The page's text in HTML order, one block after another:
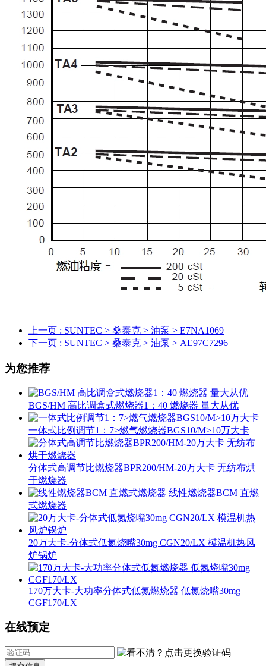
上一页 : SUNTEC > 桑泰克 > 油泵 > E7NA1069
下一页 : SUNTEC > 桑泰克 > 油泵 > AE97C7296
为您推荐
BGS/HM 高比调盒式燃烧器1：40 燃烧器 量大从优
一体式比例调节1：7>燃气燃烧器BGS10/M>10万大卡
分体式高调节比燃烧器BPR200/HM-20万大卡 无纺布烘
干燃烧器
线性燃烧器BCM 直燃
式燃烧器
20万大卡-分体式低氮烧嘴30mg CGN20/LX 模温机热风
炉锅炉
170万大卡-大功率分体式低氮燃烧器 低氮烧嘴30mg
CGF170/LX
在线预定